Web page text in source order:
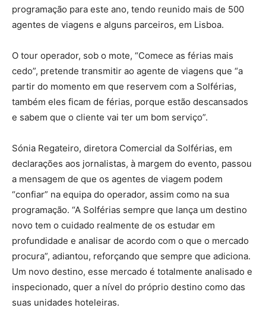
programação para este ano, tendo reunido mais de 500
agentes de viagens e alguns parceiros, em Lisboa.
O tour operador, sob o mote, “Comece as férias mais
cedo”, pretende transmitir ao agente de viagens que “a
partir do momento em que reservem com a Solférias,
também eles ficam de férias, porque estão descansados
e sabem que o cliente vai ter um bom serviço”.
Sónia Regateiro, diretora Comercial da Solférias, em
declarações aos jornalistas, à margem do evento, passou
a mensagem de que os agentes de viagem podem
“confiar” na equipa do operador, assim como na sua
programação. “A Solférias sempre que lança um destino
novo tem o cuidado realmente de os estudar em
profundidade e analisar de acordo com o que o mercado
procura”, adiantou, reforçando que sempre que adiciona.
Um novo destino, esse mercado é totalmente analisado e
inspecionado, quer a nível do próprio destino como das
suas unidades hoteleiras.